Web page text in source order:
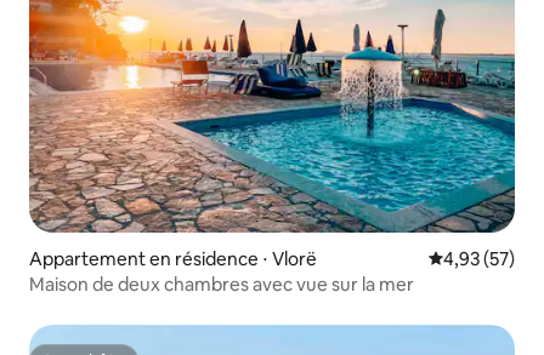
Appartement en résidence ⋅ Vlorë Évaluation
4,93 (57)
Maison de deux chambres avec vue sur la mer